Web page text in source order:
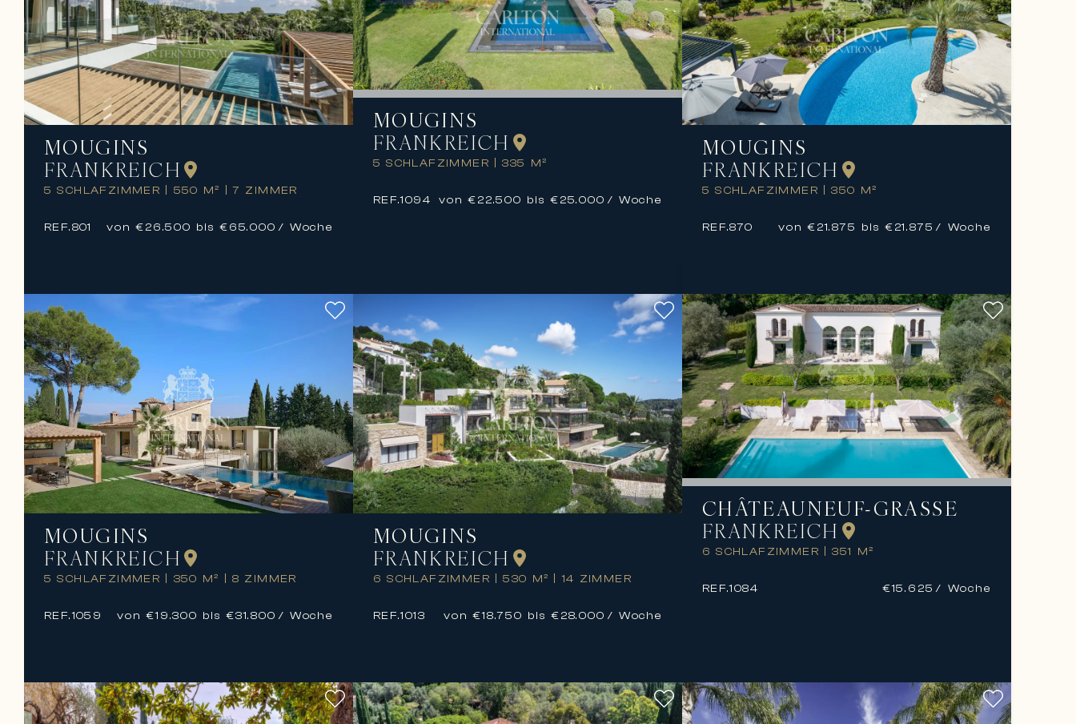
MOUGINS
FRANKREICH
5 SCHLAFZIMMER 550 M² 7 ZIMMER
REF.801 von €26.500 bis €65.000 / Woche
MOUGINS
FRANKREICH
5 SCHLAFZIMMER 335 M²
REF.1094 von €22.500 bis €25.000 / Woche
MOUGINS
FRANKREICH
5 SCHLAFZIMMER 350 M²
REF.870 von €21.875 bis €21.875 / Woche
MOUGINS
FRANKREICH
5 SCHLAFZIMMER 350 M² 8 ZIMMER
REF.1059 von €19.300 bis €31.800 / Woche
MOUGINS
FRANKREICH
6 SCHLAFZIMMER 530 M² 14 ZIMMER
REF.1013 von €18.750 bis €28.000 / Woche
CHÂTEAUNEUF-GRASSE
FRANKREICH
6 SCHLAFZIMMER 351 M²
REF.1084 €15.625 / Woche